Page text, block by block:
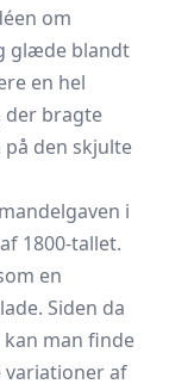
om
glæde blandt
en hel
der bragte
den skjulte
i
1800-tallet.
en
Siden da
man finde
af